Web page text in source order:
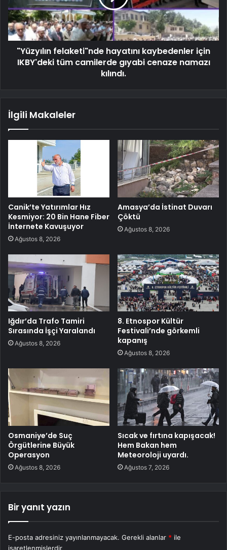
"Yüzyılın felaketi"nde hayatını kaybedenler için
IKBY'deki tüm camilerde gıyabi cenaze namazı
kılındı.
İlgili Makaleler
Canik’te Yatırımlar Hız
Kesmiyor: 20 Bin Hane Fiber
İnternete Kavuşuyor
Ağustos 8, 2026
Amasya’da İstinat Duvarı
Çöktü
Ağustos 8, 2026
Iğdır’da Trafo Tamiri
Sırasında İşçi Yaralandı
Ağustos 8, 2026
8. Etnospor Kültür
Festivali’nde görkemli
kapanış
Ağustos 8, 2026
Osmaniye’de Suç
Örgütlerine Büyük
Operasyon
Ağustos 8, 2026
Sıcak ve fırtına kapışacak!
Hem Bakan hem
Meteoroloji uyardı.
Ağustos 7, 2026
Bir yanıt yazın
E-posta adresiniz yayınlanmayacak. Gerekli alanlar * ile
işaretlenmişlerdir